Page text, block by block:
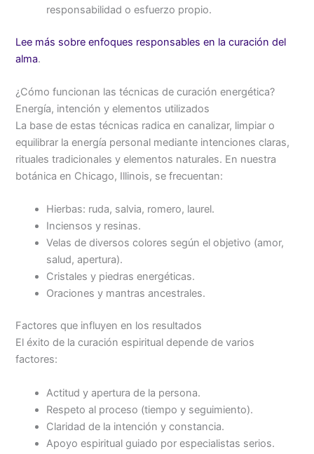
responsabilidad o esfuerzo propio.
Lee más sobre enfoques responsables en la curación del
alma.
¿Cómo funcionan las técnicas de curación energética?
Energía, intención y elementos utilizados
La base de estas técnicas radica en canalizar, limpiar o
equilibrar la energía personal mediante intenciones claras,
rituales tradicionales y elementos naturales. En nuestra
botánica en Chicago, Illinois, se frecuentan:
Hierbas: ruda, salvia, romero, laurel.
Inciensos y resinas.
Velas de diversos colores según el objetivo (amor,
salud, apertura).
Cristales y piedras energéticas.
Oraciones y mantras ancestrales.
Factores que influyen en los resultados
El éxito de la curación espiritual depende de varios
factores:
Actitud y apertura de la persona.
Respeto al proceso (tiempo y seguimiento).
Claridad de la intención y constancia.
Apoyo espiritual guiado por especialistas serios.